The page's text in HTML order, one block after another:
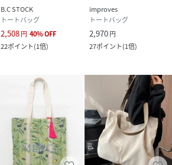
B.C STOCK
トートバッグ
2,508円 40%OFF
22ポイント(1倍)
improves
トートバッグ
2,970円
27ポイント(1倍)